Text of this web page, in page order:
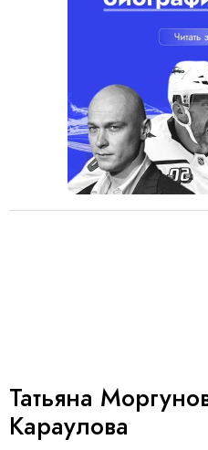
Татьяна
Караулова